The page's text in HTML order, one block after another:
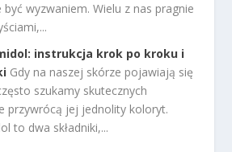
wyzwaniem. Wielu z nas pragnie
instrukcja krok po kroku i
Gdy na naszej skórze pojawiają się
szukamy skutecznych
przywrócą jej jednolity koloryt.
to dwa składniki,...